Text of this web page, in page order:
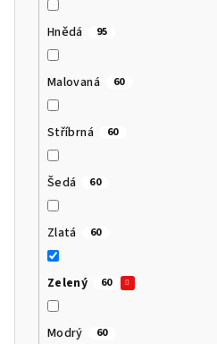
Hnědá 95
Malovaná 60
Stříbrná 60
Šedá 60
Zlatá 60
Zelený 60
Modrý 60